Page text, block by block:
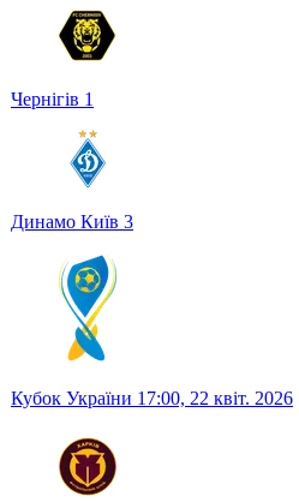
Чернігів 1
Динамо Київ 3
Кубок України 17:00, 22 квіт. 2026